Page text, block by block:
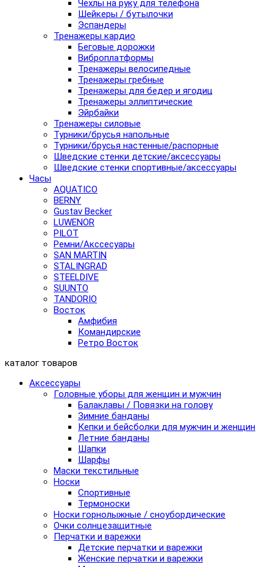
Чехлы на руку для телефона
Шейкеры / бутылочки
Эспандеры
Тренажеры кардио
Беговые дорожки
Виброплатформы
Тренажеры велосипедные
Тренажеры гребные
Тренажеры для бедер и ягодиц
Тренажеры эллиптические
Эйрбайки
Тренажеры силовые
Турники/брусья напольные
Турники/брусья настенные/распорные
Шведские стенки детские/аксессуары
Шведские стенки спортивные/аксессуары
Часы
AQUATICO
BERNY
Gustav Becker
LUWENOR
PILOT
Pемни/Акссесуары
SAN MARTIN
STALINGRAD
STEELDIVE
SUUNTO
TANDORIO
Восток
Амфибия
Командирские
Ретро Восток
каталог товаров
Аксессуары
Головные уборы для женщин и мужчин
Балаклавы / Повязки на голову
Зимние банданы
Кепки и бейсболки для мужчин и женщин
Летние банданы
Шапки
Шарфы
Маски текстильные
Носки
Спортивные
Термоноски
Носки горнолыжные / сноубордические
Очки солнцезащитные
Перчатки и варежки
Детские перчатки и варежки
Женские перчатки и варежки